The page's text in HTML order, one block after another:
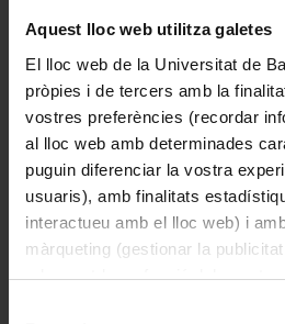
Aquest lloc web utilitza galetes
El lloc web de la Universitat de
pròpies i de tercers amb la
vostres preferències (recordar
al lloc web amb determinades
puguin diferenciar la vostra
usuaris), amb finalitats
interactueu amb el lloc web) i
màrqueting (gestionar la publicitat
adequant-la en funció dels
English
Español
RRI (Recerca i innovació
liderant actuacions en l’àmbit de la
R+D+I èticament acceptable i
Tanmateix, realitza actuacions de
dirigides a diferents sectors
transferència del coneixement
activitats de recerca.
Comparteix-ho: